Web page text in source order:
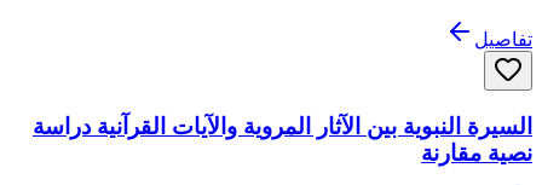
تفاصيل
السيرة النبوية بين الآثار المروية والآيات القرآنية دراسة
نصية مقارنة